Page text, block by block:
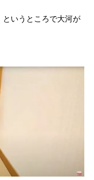
いうところで大河が